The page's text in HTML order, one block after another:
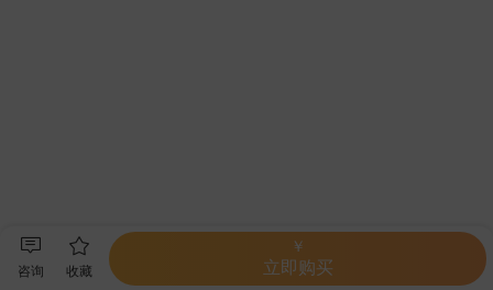
咨询 收藏
￥
立即购买